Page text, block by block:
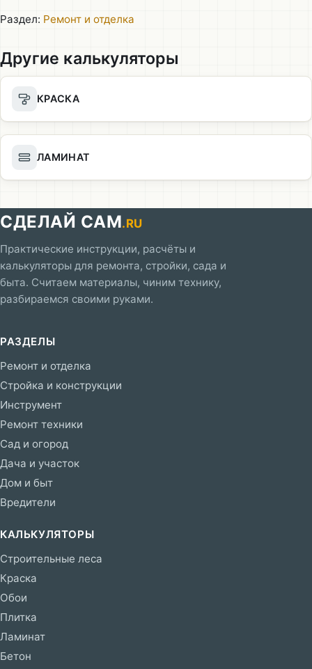
Раздел: Ремонт и отделка
Другие калькуляторы
КРАСКА
ЛАМИНАТ
СДЕЛАЙ САМ.RU
Практические инструкции, расчёты и
калькуляторы для ремонта, стройки, сада и
быта. Считаем материалы, чиним технику,
разбираемся своими руками.
РАЗДЕЛЫ
Ремонт и отделка
Стройка и конструкции
Инструмент
Ремонт техники
Сад и огород
Дача и участок
Дом и быт
Вредители
КАЛЬКУЛЯТОРЫ
Строительные леса
Краска
Обои
Плитка
Ламинат
Бетон